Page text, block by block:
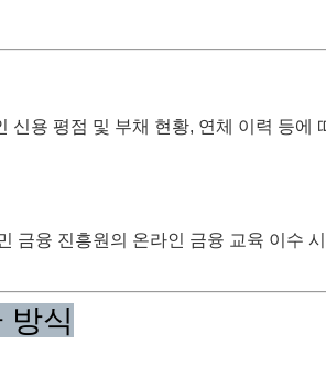
신용 평점 및 부채 현황, 연체 이력 등에
금융 진흥원의 온라인 금융 교육 이수 시
방식